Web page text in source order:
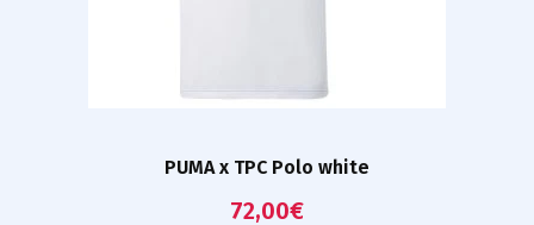
PUMA x TPC Polo white
72,00€